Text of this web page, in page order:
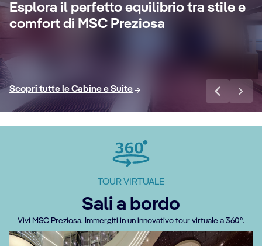
Esplora il perfetto equilibrio tra stile e
comfort di MSC Preziosa
extra premium, pacchetti Internet e un
sacco di altri vantaggi.
Scopri tutte le Cabine e Suite
TOUR VIRTUALE
Sali a bordo
Vivi MSC Preziosa. Immergiti in un innovativo tour virtuale a 360°.